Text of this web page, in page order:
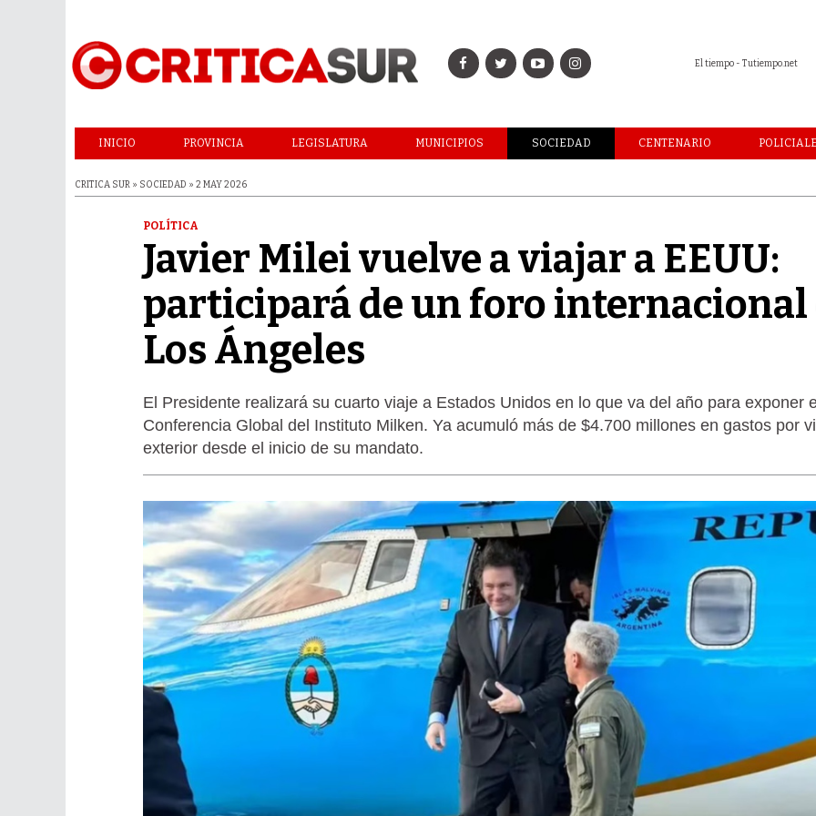
El tiempo - Tutiempo.net
INICIO PROVINCIA LEGISLATURA MUNICIPIOS SOCIEDAD CENTENARIO
CRITICA SUR » SOCIEDAD » 2 MAY 2026
POLÍTICA
Javier Milei vuelve a viajar a EEUU:
participará de un foro internacional
Los Ángeles
El Presidente realizará su cuarto viaje a Estados Unidos en lo que va del año para exponer
Conferencia Global del Instituto Milken. Ya acumuló más de $4.700 millones en gastos por
exterior desde el inicio de su mandato.
LAGARTIJA MAGALLÁNICA, EL
TIERRA DEL FUEGO